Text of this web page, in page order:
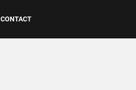
CONTACT